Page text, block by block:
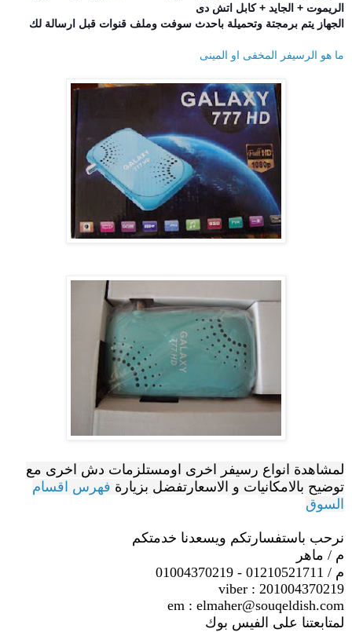
الريموت + الجايد + كابل اتش دى
الجهاز يتم برمجتة وتحميلة باحدث سوفت وملف قنوات قبل ارسالة لك
ما هو الرسيفر المخفى او المينى
لمشاهدة انواع رسيفر اخرى اومستلزمات دش اخرى مع
توضيح بالامكانيات و الاسعارتفضل بزيارة فهرس اقسام
السوق
نرحب باستفسارتكم ويسعدنا خدمتكم
م / ماهر
م / 01210521711 - 01004370219
viber : 201004370219
em : elmaher@souqeldish.com
لمتابعتنا على الفيس بوك